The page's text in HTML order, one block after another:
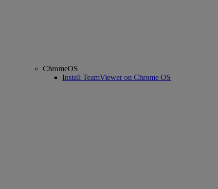
ChromeOS
Install TeamViewer on Chrome OS